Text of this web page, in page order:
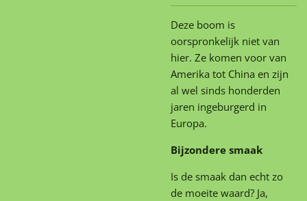
Deze boom is
oorspronkelijk niet van
hier. Ze komen voor van
Amerika tot China en zijn
al wel sinds honderden
jaren ingeburgerd in
Europa.
Bijzondere smaak
Is de smaak dan echt zo
de moeite waard? Ja,